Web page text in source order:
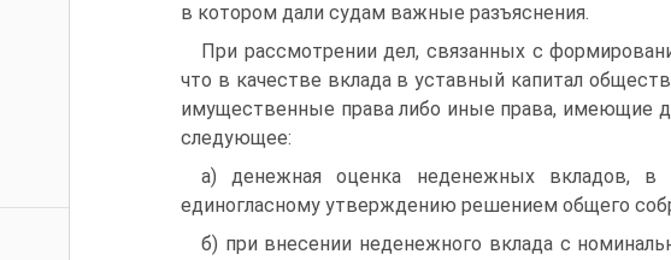
в котором дали судам важные разъяснения.
При рассмотрении дел, связанных с
что в качестве вклада в уставный капитал
имущественные права либо иные права, имеющие
следующее:
а) денежная оценка неденежных вкладов,
единогласному утверждению решением общего
б) при внесении неденежного вклада с